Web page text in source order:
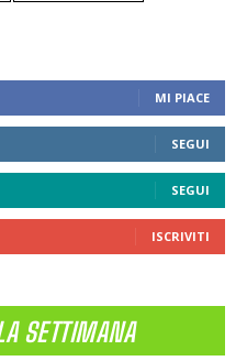
MI PIACE
SEGUI
SEGUI
ISCRIVITI
SETTIMANA